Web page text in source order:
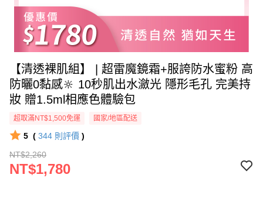
【清透裸肌組】 | 超雷魔鏡霜+服誇防水蜜粉 高
防曬0黏感🔆 10秒肌出水瀲光 隱形毛孔 完美持
妝 贈1.5ml相應色體驗包
超取滿NT$1,500免運 國家/地區配送
5 ( 344 則評價 )
NT$2,260
NT$1,780